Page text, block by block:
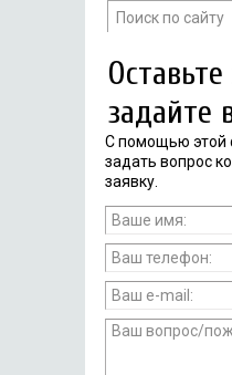
задайте
С помощью
задать вопрос
заявку.